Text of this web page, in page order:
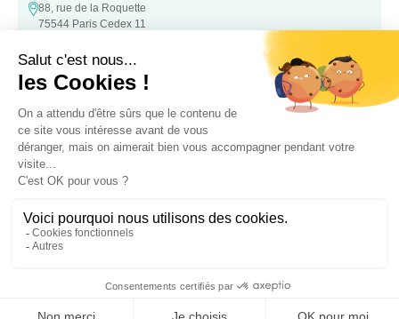
88, rue de la Roquette
75544 Paris Cedex 11
Contact
Une question, une suggestion ?
N’hésitez pas à nous contacter :
Contacter nous
Association loi 1901 d’intérêt général, à but non lucratif – Déclarée le
05 Octobre 2016 à la Préfecture de
Création MAGINA